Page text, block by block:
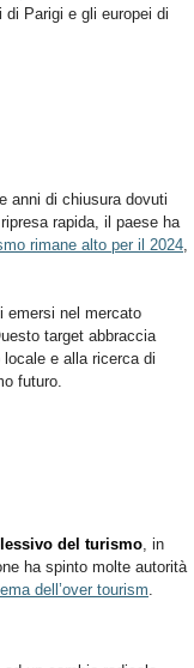
Parigi e gli europei di
anni di chiusura dovuti
rapida, il paese ha
rimane alto per il 2024,
emersi nel mercato
target abbraccia
e alla ricerca di
futuro.
del turismo, in
ha spinto molte autorità
dell’over tourism.